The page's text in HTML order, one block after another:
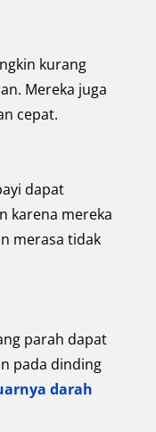
kurang
Mereka juga
cepat.
dapat
karena mereka
merasa tidak
parah dapat
pada dinding
darah